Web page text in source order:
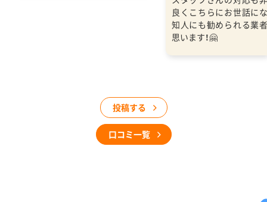
良くこちらにお世話に
知人にも勧められる業
思います！🤗
投稿する
口コミ一覧